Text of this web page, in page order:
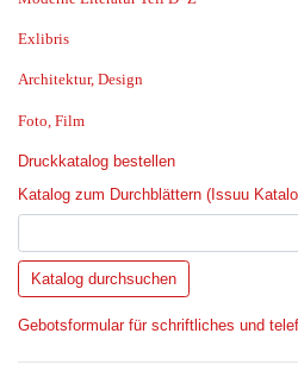
Exlibris
Architektur, Design
Foto, Film
Druckkatalog bestellen
Katalog zum Durchblättern (Issuu
Gebotsformular für schriftliches und